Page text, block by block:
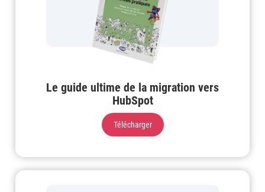
Le guide ultime de la migration vers
HubSpot
Télécharger